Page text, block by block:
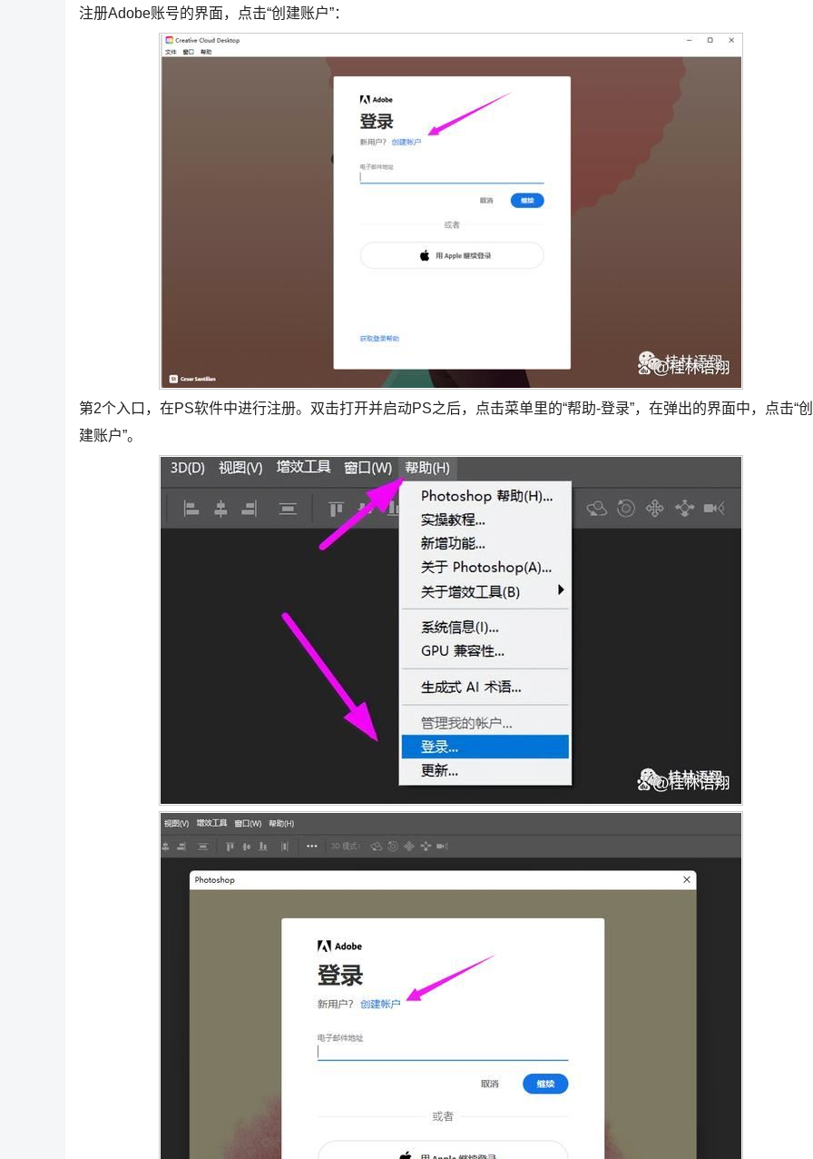
注册Adobe账号的界面，点击“创建账户”：
第2个入口，在PS软件中进行注册。双击打开并启动PS之后，点击菜单里的“帮助-登录”，在弹出的界面中，点击“创
建账户”。